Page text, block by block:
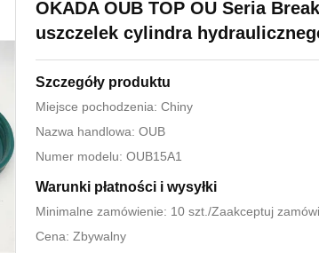
OKADA OUB TOP OU Seria
uszczelek cylindra
Szczegóły produktu
Miejsce pochodzenia: Chiny
Nazwa handlowa: OUB
Numer modelu: OUB15A1
Warunki płatności i wysyłki
Minimalne zamówienie: 10 szt./Zaakceptuj
Cena: Zbywalny